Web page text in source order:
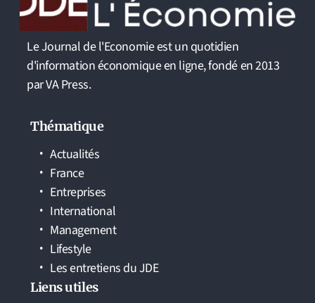
Le Journal de l'Economie est un quotidien
d'information économique en ligne, fondé en 2013
par VA Press.
Thématique
Actualités
France
Entreprises
International
Management
Lifestyle
Les entretiens du JDE
Liens utiles